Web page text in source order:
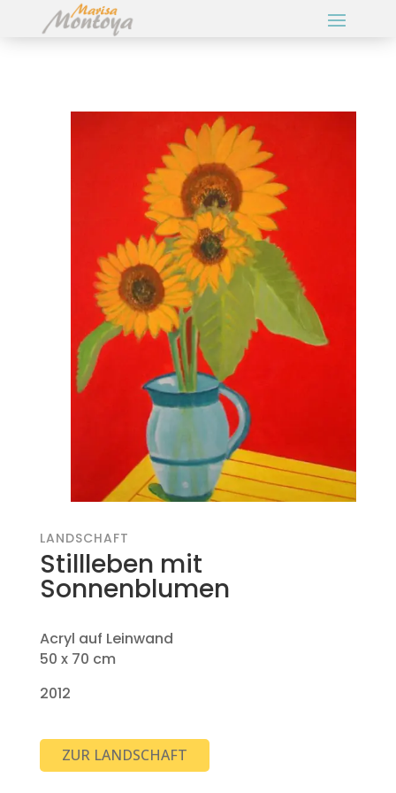
LANDSCHAFT
Stillleben mit
Sonnenblumen
Acryl auf Leinwand
50 x 70 cm
2012
ZUR LANDSCHAFT